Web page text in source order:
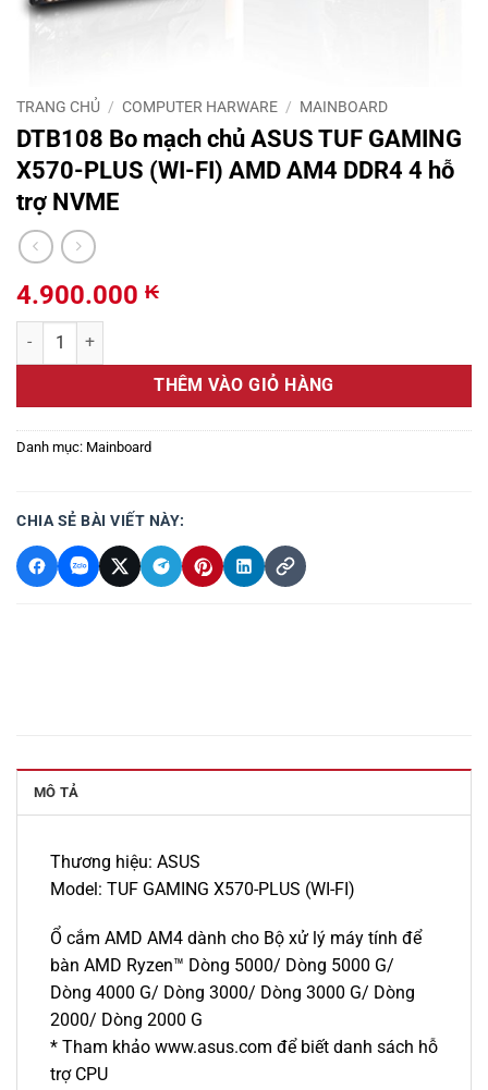
TRANG CHỦ / COMPUTER HARWARE / MAINBOARD
DTB108 Bo mạch chủ ASUS TUF GAMING
X570-PLUS (WI-FI) AMD AM4 DDR4 4 hỗ
trợ NVME
4.900.000 ₭
DTB108 Bo mạch chủ ASUS TUF GAMING X570-PLUS (WI-FI) AMD
THÊM VÀO GIỎ HÀNG
Danh mục: Mainboard
CHIA SẺ BÀI VIẾT NÀY:
MÔ TẢ
Thương hiệu: ASUS
Model: TUF GAMING X570-PLUS (WI-FI)
Ổ cắm AMD AM4 dành cho Bộ xử lý máy tính để
bàn AMD Ryzen™ Dòng 5000/ Dòng 5000 G/
Dòng 4000 G/ Dòng 3000/ Dòng 3000 G/ Dòng
2000/ Dòng 2000 G
* Tham khảo www.asus.com để biết danh sách hỗ
trợ CPU